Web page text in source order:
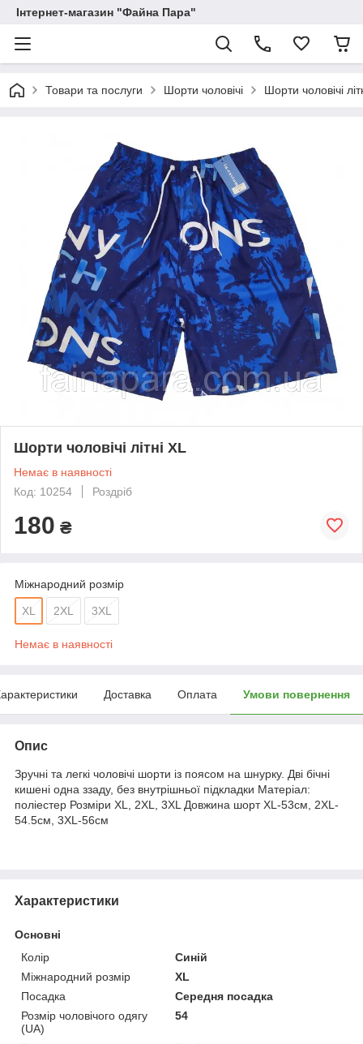
Інтернет-магазин "Файна Пара"
Товари та послуги Шорти чоловічі Шорти чоловічі
Шорти чоловічі літні XL
Немає в наявності
Код: 10254
Роздріб
180 ₴
Міжнародний розмір
XL 2XL 3XL
Немає в наявності
Доставка Оплата Умови повернення
Опис
Зручні та легкі чоловічі шорти із поясом на шнурку. Дві бічні
кишені одна ззаду, без внутрішньої підкладки Матеріал:
поліестер Розміри XL, 2XL, 3XL Довжина шорт XL-53см, 2XL-
54.5см, 3XL-56см
Характеристики
Основні
Колір
Синій
Міжнародний розмір
XL
Посадка
Середня посадка
Розмір чоловічого одягу
(UA)
54